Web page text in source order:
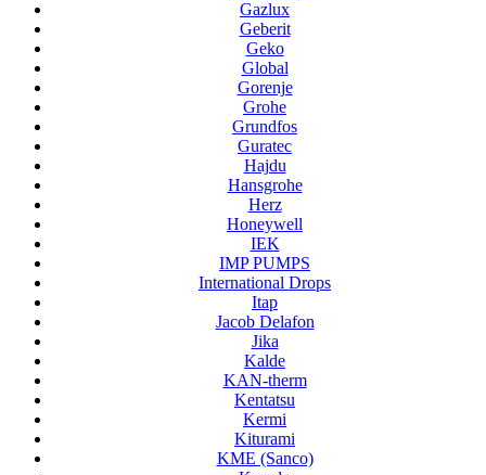
Gazlux
Geberit
Geko
Global
Gorenje
Grohe
Grundfos
Guratec
Hajdu
Hansgrohe
Herz
Honeywell
IEK
IMP PUMPS
International Drops
Itap
Jacob Delafon
Jika
Kalde
KAN-therm
Kentatsu
Kermi
Kiturami
KME (Sanco)